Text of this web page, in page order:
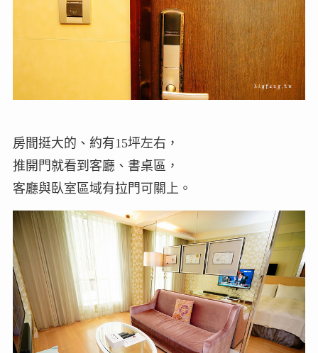
房間挺大的、約有15坪左右，
推開門就看到客廳、書桌區，
客廳與臥室區域有拉門可關上。